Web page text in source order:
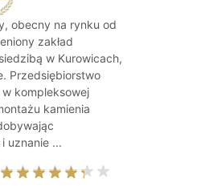
obecny na rynku od
zakład
w Kurowicach,
Przedsiębiorstwo
kompleksowej
kamienia
uznanie ...